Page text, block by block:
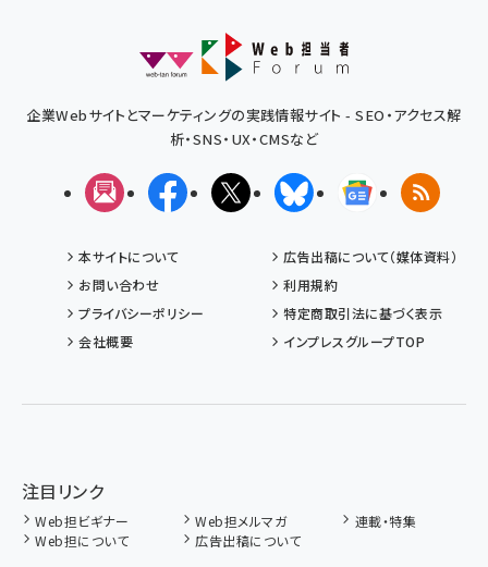
企業Webサイトとマーケティングの実践情報サイト - SEO・アクセス解
析・SNS・UX・CMSなど
メルマガFacebookX(エックス)BlueskyGoogleニュ
RSS
本サイトについて
広告出稿について（媒体資料）
お問い合わせ
利用規約
プライバシーポリシー
特定商取引法に基づく表示
会社概要
インプレスグループTOP
注目リンク
Web担ビギナー Web担メルマガ
連載・特集
Web担について
広告出稿について